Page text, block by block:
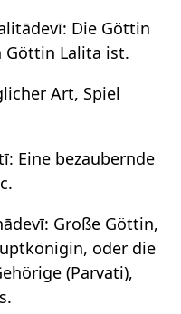
lalitādevī: Die Göttin
Göttin Lalita ist.
Art, Spiel
Eine bezaubernde
Große Göttin,
oder die
(Parvati),